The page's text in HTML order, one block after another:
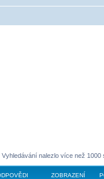
Vyhledávání nalezlo více než 1000
ZOBRAZENÍ